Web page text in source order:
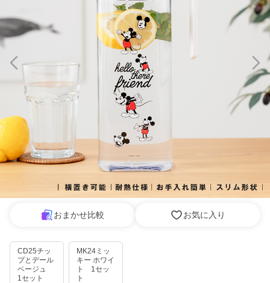
おまかせ比較 お気に入り
CD25チッ
プとデール
ベージュ
1セット
MK24ミッ
キー ホワイ
ト 1セッ
ト